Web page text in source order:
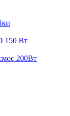
150 Вт
200Вт